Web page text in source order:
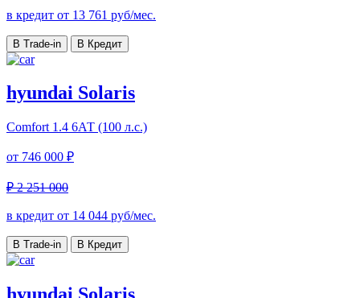
в кредит от 13 761 руб/мес.
В Trade-in В Кредит
hyundai Solaris
Comfort 1.4 6АТ (100 л.с.)
от 746 000 ₽
₽ 2 251 000
в кредит от 14 044 руб/мес.
В Trade-in В Кредит